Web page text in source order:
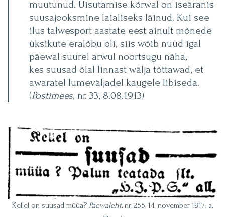
muutunud. Uisutamise kõrwal on iseäranis
suusajooksmine laialiseks läinud. Kui see
ilus talwesport aastate eest ainult mõnede
üksikute eralõbu oli, siis wõib nüüd igal
päewal suurel arwul noortsugu näha,
kes suusad õlal linnast wälja tõttawad, et
awaratel lumeväljadel kaugele libiseda.
(Postimees, nr. 33, 8.08.1913)
Kellel on suusad müüa? Päewaleht, nr. 255, 14. november 1917. a.